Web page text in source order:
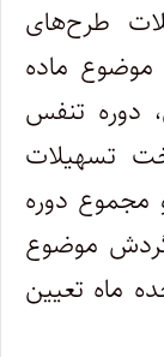
طرح‌های
تا ۵) جدول موضوع ماده
دوره تنفس
تسهیلات
دوره
موضوع
ماه تعیین